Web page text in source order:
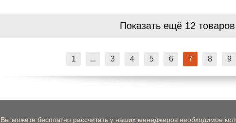
Показать ещё 12 товаров
1 ... 3 4 5 6 7 8 9
Вы можете бесплатно рассчитать у наших менеджеров необходимое